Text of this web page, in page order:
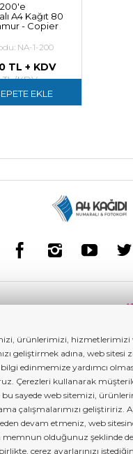
A4 Kağıt 80
- Copier
NA-1-200
TL + KDV
(KDV
EKLE
ürünlerimizi, hizmetlerimizi
geliştirmek adına, web sitesi
edinmemize yardımcı
Çerezleri kullanarak
bu sayede web sitemizi,
çalışmalarımızı geliştiririz.
devam etmeniz, web
olduğunuz şeklinde
çerez ayarlarınızı